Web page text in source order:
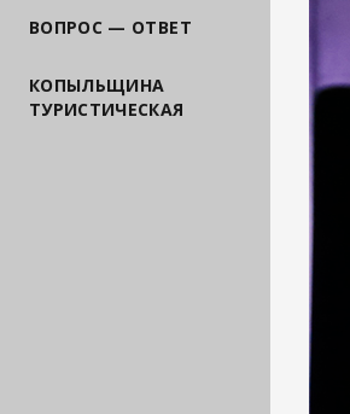
ВОПРОС — ОТВЕТ
КОПЫЛЬЩИНА
ТУРИСТИЧЕСКАЯ